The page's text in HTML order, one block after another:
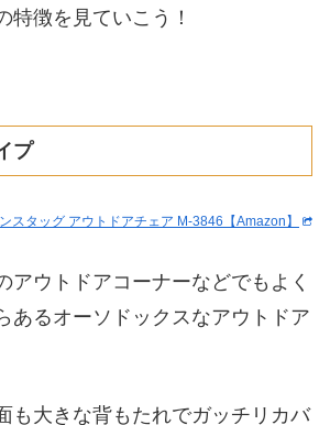
特徴を見ていこう！
プ
スタッグ アウトドアチェア M-3846【Amazon】
アウトドアコーナーなどでもよく
あるオーソドックスなアウトドア
も大きな背もたれでガッチリカバ